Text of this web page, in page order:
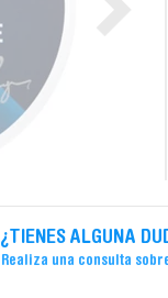
¿TIENES ALGUNA
Realiza una consulta